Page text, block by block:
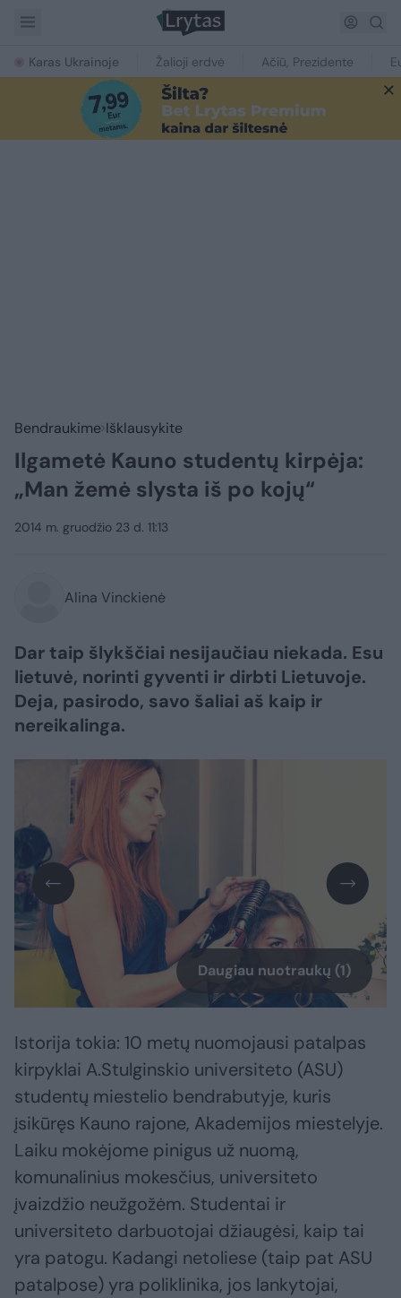
Karas Ukrainoje Žalioji erdvė Ačiū, Prezidente
Bendraukime Išklausykite
Ilgametė Kauno studentų kirpėja:
„Man žemė slysta iš po kojų“
2014 m. gruodžio 23 d. 11:13
Alina Vinckienė
Dar taip šlykščiai nesijaučiau niekada. Esu
lietuvė, norinti gyventi ir dirbti Lietuvoje.
Deja, pasirodo, savo šaliai aš kaip ir
nereikalinga.
Daugiau nuotraukų (1)
Istorija tokia: 10 metų nuomojausi patalpas
kirpyklai A.Stulginskio universiteto (ASU)
studentų miestelio bendrabutyje, kuris
įsikūręs Kauno rajone, Akademijos miestelyje.
Laiku mokėjome pinigus už nuomą,
komunalinius mokesčius, universiteto
įvaizdžio neužgožėm. Studentai ir
universiteto darbuotojai džiaugėsi, kaip tai
yra patogu. Kadangi netoliese (taip pat ASU
patalpose) yra poliklinika, jos lankytojai,